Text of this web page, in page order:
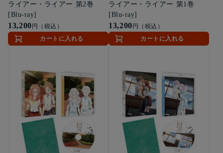
ライアー・ライアー 第2巻
[Blu-ray]
13,200 円（税込）
カートに入れる
ライアー・ライアー 第1巻
[Blu-ray]
13,200 円（税込）
カートに入れる